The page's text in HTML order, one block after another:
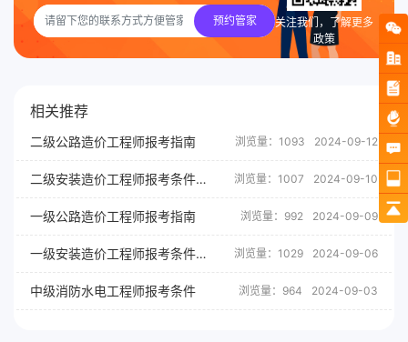
预约管家
关注我们，了解更多
政策
相关推荐
二级公路造价工程师报考指南 浏览量：1093 2024-09-12
二级安装造价工程师报考条件及要求 浏览量：1007 2024-09-10
一级公路造价工程师报考指南 浏览量：992 2024-09-09
一级安装造价工程师报考条件及要求 浏览量：1029 2024-09-06
中级消防水电工程师报考条件 浏览量：964 2024-09-03